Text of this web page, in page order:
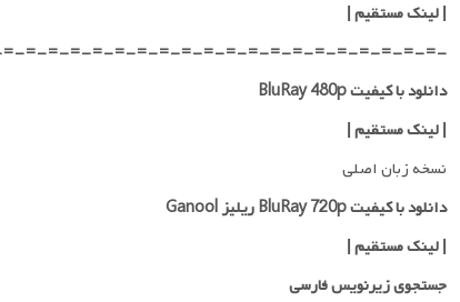
| لینک مستقیم |
=-=-=-=-=-=-=-=-=-=-=-=-=-=-=-=-=-=-=-
دانلود با کیفیت BluRay 480p
| لینک مستقیم |
نسخه زبان اصلی
دانلود با کیفیت BluRay 720p ریلیز Ganool
|لینک مستقیم|
جستجوی زیرنویس فارسی